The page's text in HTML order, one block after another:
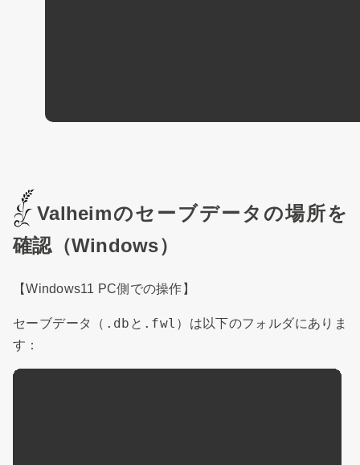
Valheimのセーブデータの場所を
確認（Windows）
【Windows11 PC側での操作】
セーブデータ（ .db と .fwl ）は以下のフォルダにありま
す：